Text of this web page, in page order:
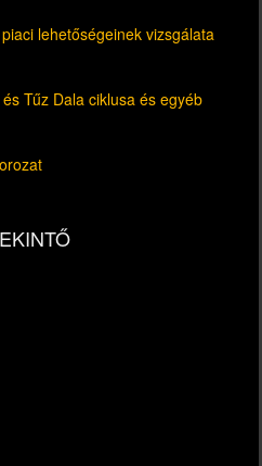
lehetőségeinek vizsgálata
Tűz Dala ciklusa és egyéb